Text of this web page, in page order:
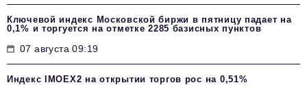
Ключевой индекс Московской биржи в пятницу падает на
0,1% и торгуется на отметке 2285 базисных пунктов
07 августа 09:19
Индекс IMOEX2 на открытии торгов рос на 0,51%